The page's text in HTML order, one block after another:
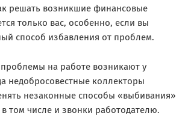
решать возникшие финансовые
только вас, особенно, если вы
способ избавления от проблем.
на работе возникают у
недобросовестные коллекторы
незаконные способы «выбивания»
том числе и звонки работодателю.